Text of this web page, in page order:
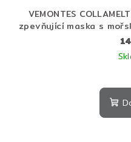
VEMONTES
zpevňující maska s